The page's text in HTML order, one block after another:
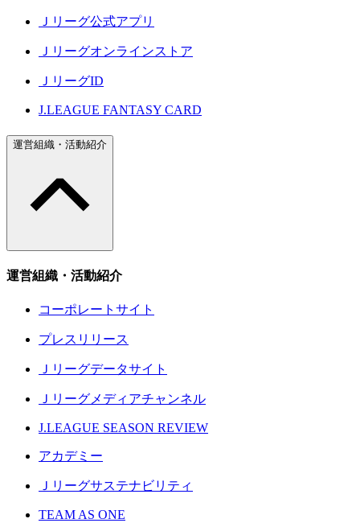
Ｊリーグ公式アプリ
Ｊリーグオンラインストア
ＪリーグID
J.LEAGUE FANTASY CARD
運営組織・活動紹介
運営組織・活動紹介
コーポレートサイト
プレスリリース
Ｊリーグデータサイト
Ｊリーグメディアチャンネル
J.LEAGUE SEASON REVIEW
アカデミー
Ｊリーグサステナビリティ
TEAM AS ONE